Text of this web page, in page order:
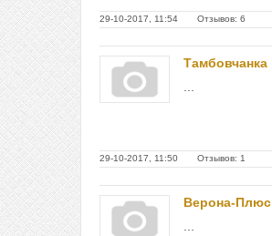
29-10-2017, 11:54 Отзывов: 6
Тамбовчанка
29-10-2017, 11:50 Отзывов: 1
Верона-Плюс